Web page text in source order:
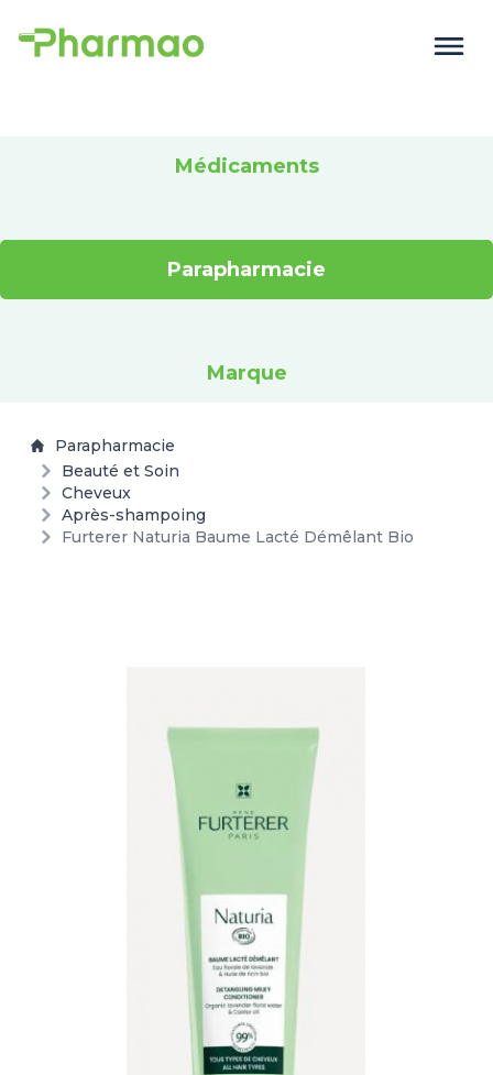
Médicaments
Parapharmacie
Marque
Parapharmacie
Beauté et Soin
Cheveux
Après-shampoing
Furterer Naturia Baume Lacté Démêlant Bio